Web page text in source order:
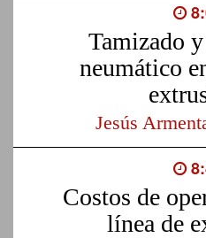
Tamizado
neumático
Jesús
Costos de
línea de